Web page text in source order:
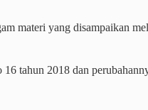
materi yang disampaikan
16 tahun 2018 dan